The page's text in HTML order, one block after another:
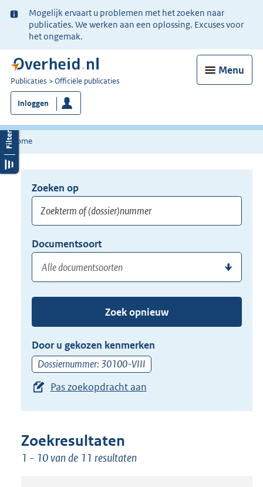
Ter
informatie:
Mogelijk ervaart u problemen met het zoeken naar
publicaties. We werken aan een oplossing. Excuses voor
het ongemak.
Menu
U
bent
nu
hier:
Publicaties Officiële publicaties
Inloggen
Home
Opnieuw
zoeken:
Zoeken op
of
(dossier)nummer
hier
uw
zoekterm
of
(dossier)nummer
in
Documentsoort
of
de
pijl
beneden
toets
Zoek opnieuw
Door u gekozen kenmerken
Dossiernummer: 30100-VIII
Pas zoekopdracht aan
Zoekresultaten
1 - 10 van de 11 resultaten